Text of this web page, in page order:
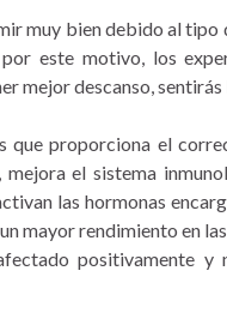
muy bien debido al tipo
este motivo, los
mejor descanso,
que proporciona el
el sistema
las hormonas
mayor rendimiento en
positivamente y